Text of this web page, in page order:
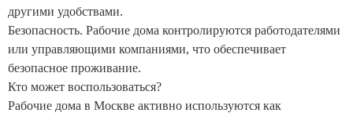
другими удобствами.
Безопасность. Рабочие дома контролируются работодателями
или управляющими компаниями, что обеспечивает
безопасное проживание.
Кто может воспользоваться?
Рабочие дома в Москве активно используются как